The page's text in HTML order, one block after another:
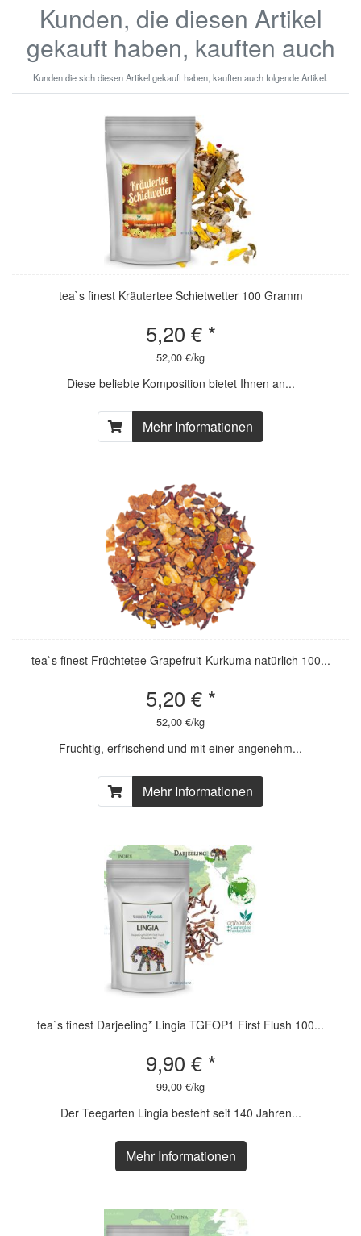
Kunden, die diesen Artikel
gekauft haben, kauften auch
Kunden die sich diesen Artikel gekauft haben, kauften auch folgende Artikel.
tea`s finest Kräutertee Schietwetter 100 Gramm
5,20 € *
52,00 €/kg
Diese beliebte Komposition bietet Ihnen an...
Mehr Informationen
tea`s finest Früchtetee Grapefruit-Kurkuma natürlich 100...
5,20 € *
52,00 €/kg
Fruchtig, erfrischend und mit einer angenehm...
Mehr Informationen
tea`s finest Darjeeling* Lingia TGFOP1 First Flush 100...
9,90 € *
99,00 €/kg
Der Teegarten Lingia besteht seit 140 Jahren...
Mehr Informationen